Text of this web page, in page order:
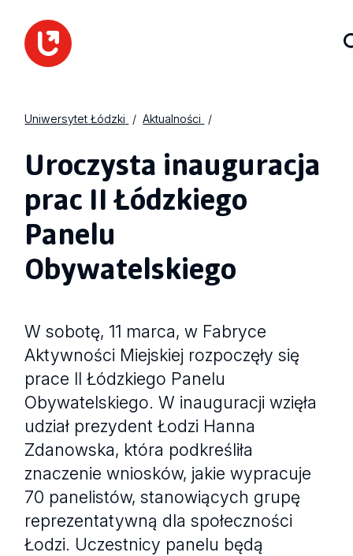
Uniwersytet Łódzki Aktualności
Uroczysta inauguracja
prac II Łódzkiego
Panelu
Obywatelskiego
W sobotę, 11 marca, w Fabryce
Aktywności Miejskiej rozpoczęły się
prace II Łódzkiego Panelu
Obywatelskiego. W inauguracji wzięła
udział prezydent Łodzi Hanna
Zdanowska, która podkreśliła
znaczenie wniosków, jakie wypracuje
70 panelistów, stanowiących grupę
reprezentatywną dla społeczności
Łodzi. Uczestnicy panelu będą